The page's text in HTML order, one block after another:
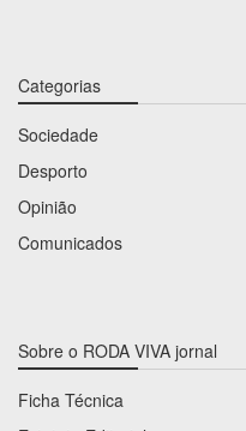
Categorias
Sociedade
Desporto
Opinião
Comunicados
Sobre o RODA VIVA jornal
Ficha Técnica